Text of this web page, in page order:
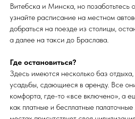
Витебска и Минска, но позаботьтесь
узнайте расписание на местном
добраться на поезде из столицы,
а далее на такси до Браслава.
Где остановиться?
Здесь имеются несколько баз
усадьбы, сдающиеся в аренду. Все
комфорта, где-то «все включено», а
как платные и бесплатные